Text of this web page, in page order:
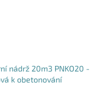
nádrž 20m3 PNKO20 -
k obetonování